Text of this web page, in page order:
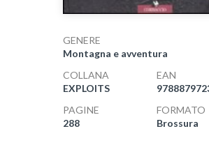
GENERE
Montagna e avventura
COLLANA
EXPLOITS
EAN
PAGINE
288
FORMATO
Brossura